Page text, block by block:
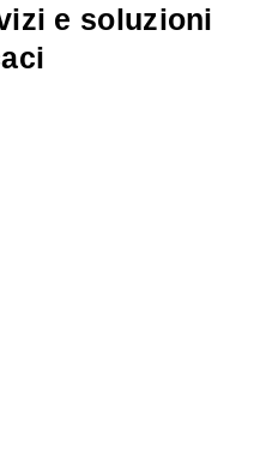
e soluzioni